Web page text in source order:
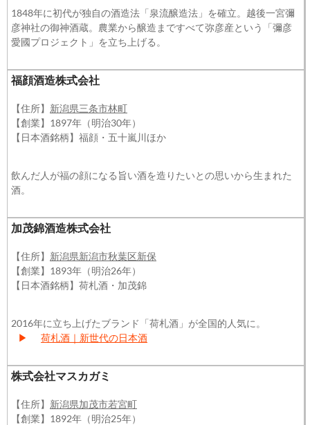
1848年に初代が独自の酒造法「泉流醸造法」を確立。越後一宮彌
彦神社の御神酒蔵。農業から醸造まですべて弥彦産という「彌彦
愛國プロジェクト」を立ち上げる。
福顔酒造株式会社
【住所】 新潟県三条市林町
【創業】1897年（明治30年）
【日本酒銘柄】福顔・五十嵐川ほか
飲んだ人が福の顔になる旨い酒を造りたいとの思いから生まれた
酒。
加茂錦酒造株式会社
【住所】 新潟県新潟市秋葉区新保
【創業】1893年（明治26年）
【日本酒銘柄】荷札酒・加茂錦
2016年に立ち上げたブランド「荷札酒」が全国的人気に。
▶
荷札酒｜新世代の日本酒
株式会社マスカガミ
【住所】 新潟県加茂市若宮町
【創業】1892年（明治25年）